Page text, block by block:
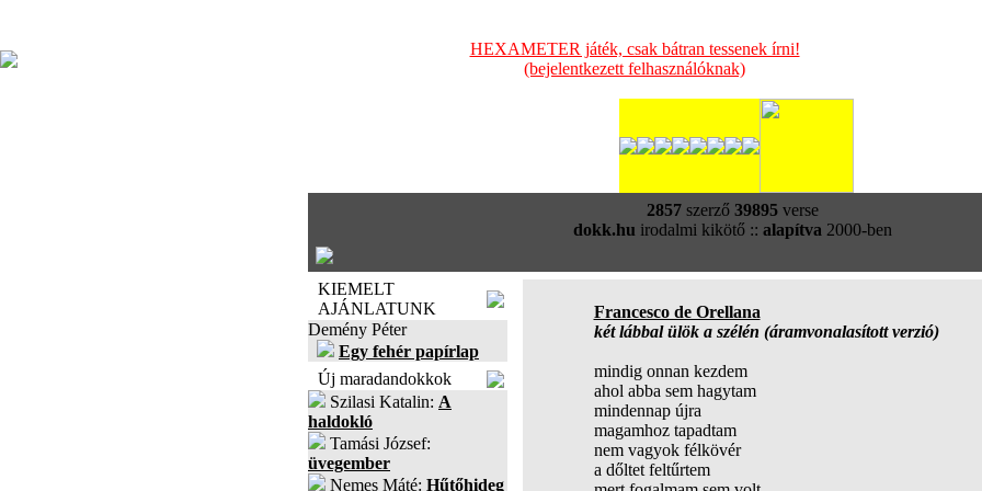
HEXAMETER játék, csak bátran tessenek írni!
(bejelentkezett felhasználóknak)
2857szerző 39895verse
dokk.hu irodalmi kikötő :: alapítva 2000-ben
KIEMELT
AJÁNLATUNK
Demény Péter
Egy fehér papírlap
Új maradandokkok
Szilasi Katalin: A
haldokló
Tamási József:
üvegember
Nemes Máté: Hűtőhideg
Francesco de Orellana
két lábbal ülök a szélén (áramvonalasított verzió)
mindig onnan kezdem
ahol abba sem hagytam
mindennap újra
magamhoz tapadtam
nem vagyok félkövér
a dőltet feltűrtem